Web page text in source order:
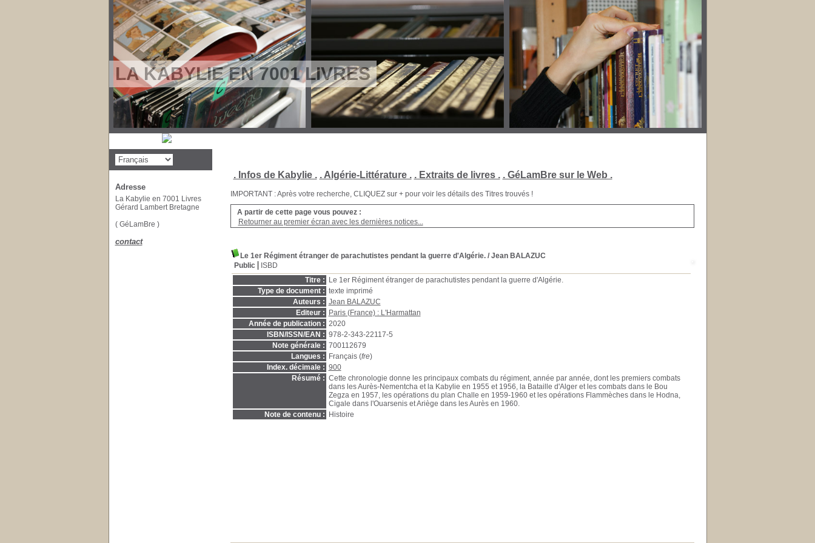
LA KABYLIE EN 7001 LIVRES
. Infos de Kabylie . . Algérie-Littérature . . Extraits de livres . . GéLamBre sur le Web .
IMPORTANT : Après votre recherche, CLIQUEZ sur + pour voir les détails des Titres trouvés !
A partir de cette page vous pouvez :
Retourner au premier écran avec les dernières notices...
Le 1er Régiment étranger de parachutistes pendant la guerre d'Algérie./ Jean BALAZUC
Public
ISBD
Titre :
Le 1er Régiment étranger de parachutistes pendant la guerre d'Algérie.
Type de document : texte imprimé
Auteurs : Jean BALAZUC
Editeur :
Paris (France) : L'Harmattan
Année de publication : 2020
ISBN/ISSN/EAN : 978-2-343-22117-5
Note générale : 700112679
Langues :
Français (fre)
Index. décimale : 900
Résumé : Cette chronologie donne les principaux combats du régiment, année par année, dont les premiers combats
dans les Aurès-Nementcha et la Kabylie en 1955 et 1956, la Bataille d'Alger et les combats dans le Bou
Zegza en 1957, les opérations du plan Challe en 1959-1960 et les opérations Flammèches dans le Hodna,
Cigale dans l'Ouarsenis et Ariège dans les Aurès en 1960.
Note de contenu :
Histoire
Adresse
La Kabylie en 7001 Livres
Gérard Lambert Bretagne
( GéLamBre )
contact